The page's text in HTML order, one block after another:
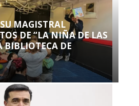
MAGISTRAL
DE “LA NIÑA DE LAS
BIBLIOTECA DE